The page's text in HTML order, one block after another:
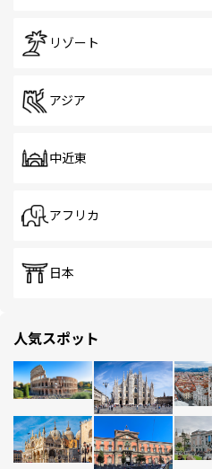
リゾート
アジア
中近東
アフリカ
日本
人気スポット